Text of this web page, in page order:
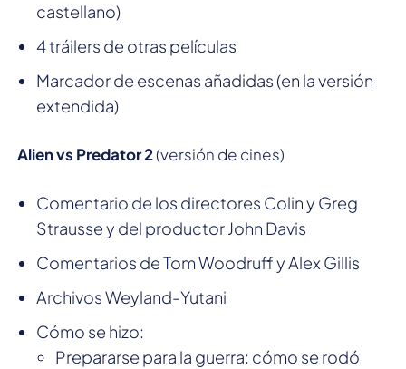
castellano)
4 tráilers de otras películas
Marcador de escenas añadidas (en la versión
extendida)
Alien vs Predator 2(versión de cines)
Comentario de los directores Colin y Greg
Strausse y del productor John Davis
Comentarios de Tom Woodruff y Alex Gillis
Archivos Weyland-Yutani
Cómo se hizo:
Prepararse para la guerra: cómo se rodó